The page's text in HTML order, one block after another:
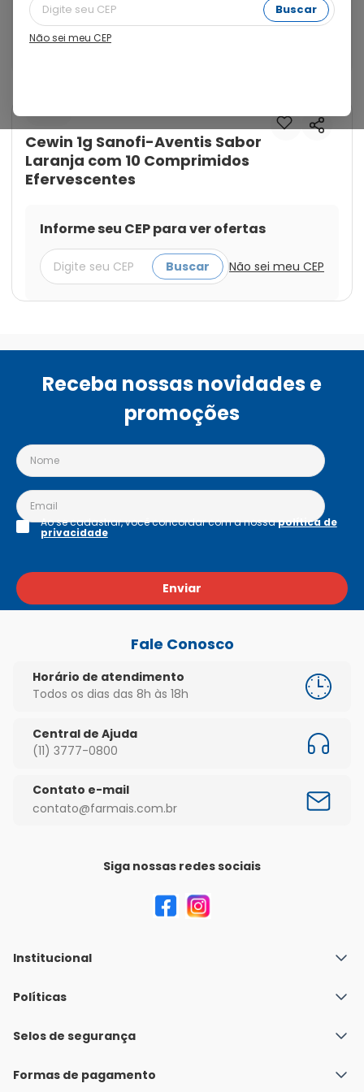
Buscar
Não sei meu CEP
organismo em caso de deficiência. A vitamina C
contribui para o funcionamento do sistema
imunológico, tem ação antioxidante, além de auxiliar
Cewin 1g Sanofi-Aventis Sabor
Laranja com 10 Comprimidos
Efervescentes
Informe seu CEP para ver ofertas
Buscar Não sei meu CEP
Receba nossas novidades e
promoções
Enviar
Ao se cadastrar, você concordar com a nossapolítica de
privacidade
Fale Conosco
Horário de atendimento
Todos os dias das 8h às 18h
Central de Ajuda
(11) 3777-0800
Contato e-mail
contato@farmais.com.br
Siga nossas redes sociais
Institucional
Quem Somos
Nossas lojas
Políticas
Política de Envio
Políticas de Trocas e Devoluções
Selos de segurança
Formas de pagamento